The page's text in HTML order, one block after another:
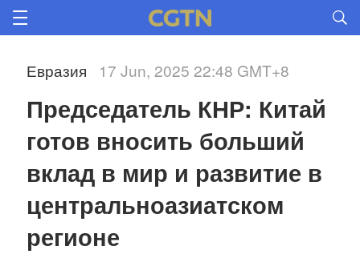
Евразия 17 Jun, 2025 22:48 GMT+8
Председатель КНР: Китай
готов вносить больший
вклад в мир и развитие в
центральноазиатском
регионе